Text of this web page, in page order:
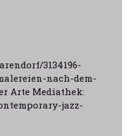
3134196-
nach-dem-
Arte Mediathek:
jazz-